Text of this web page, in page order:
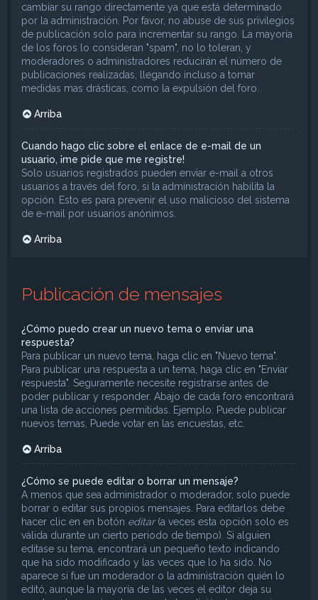
cambiar su rango directamente ya que está determinado
por la administración. Por favor, no abuse de sus privilegios
de publicación solo para incrementar su rango. La mayoría
de los foros lo consideran "spam", no lo toleran, y
moderadores o administradores reducirán el número de
publicaciones realizadas, llegando incluso a tomar
medidas mas drásticas, como la expulsión del foro.
Arriba
Cuando hago clic sobre el enlace de e-mail de un
usuario, ¡me pide que me registre!
Solo usuarios registrados pueden enviar e-mail a otros
usuarios a través del foro, si la administración habilita la
opción. Esto es para prevenir el uso malicioso del sistema
de e-mail por usuarios anónimos.
Arriba
Publicación de mensajes
¿Cómo puedo crear un nuevo tema o enviar una
respuesta?
Para publicar un nuevo tema, haga clic en "Nuevo tema".
Para publicar una respuesta a un tema, haga clic en "Enviar
respuesta". Seguramente necesite registrarse antes de
poder publicar y responder. Abajo de cada foro encontrará
una lista de acciones permitidas. Ejemplo: Puede publicar
nuevos temas, Puede votar en las encuestas, etc.
Arriba
¿Cómo se puede editar o borrar un mensaje?
A menos que sea administrador o moderador, solo puede
borrar o editar sus propios mensajes. Para editarlos debe
hacer clic en en botón editar(a veces esta opción solo es
válida durante un cierto periodo de tiempo). Si alguien
editase su tema, encontrará un pequeño texto indicando
que ha sido modificado y las veces que lo ha sido. No
aparece si fue un moderador o la administración quién lo
editó, aunque la mayoría de las veces el editor deja su